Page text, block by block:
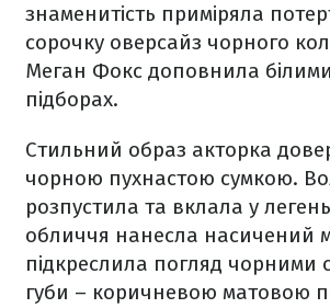
знаменитість приміряла
сорочку оверсайз чорного
Меган Фокс доповнила
підборах.
Стильний образ акторка
чорною пухнастою сумкою.
розпустила та вклала у
обличчя нанесла насичений
підкреслила погляд чорними
губи – коричневою матовою